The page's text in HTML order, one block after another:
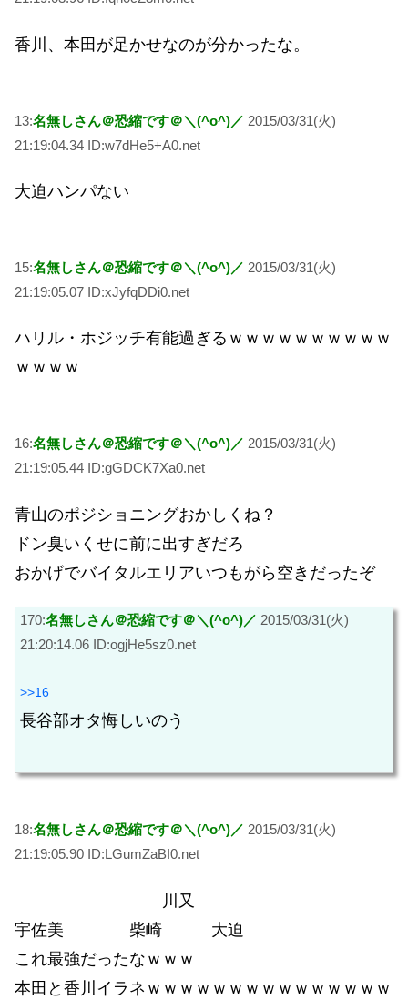
香川、本田が足かせなのが分かったな。
13:名無しさん＠恐縮です＠＼(^o^)／ 2015/03/31(火)
21:19:04.34 ID:w7dHe5+A0.net
大迫ハンパない
15:名無しさん＠恐縮です＠＼(^o^)／ 2015/03/31(火)
21:19:05.07 ID:xJyfqDDi0.net
ハリル・ホジッチ有能過ぎるｗｗｗｗｗｗｗｗｗｗ
ｗｗｗｗ
16:名無しさん＠恐縮です＠＼(^o^)／ 2015/03/31(火)
21:19:05.44 ID:gGDCK7Xa0.net
青山のポジショニングおかしくね？
ドン臭いくせに前に出すぎだろ
おかげでバイタルエリアいつもがら空きだったぞ
170:名無しさん＠恐縮です＠＼(^o^)／ 2015/03/31(火)
21:20:14.06 ID:ogjHe5sz0.net
>>16
長谷部オタ悔しいのう
18:名無しさん＠恐縮です＠＼(^o^)／ 2015/03/31(火)
21:19:05.90 ID:LGumZaBI0.net
川又
宇佐美 柴崎 大迫
これ最強だったなｗｗｗ
本田と香川イラネｗｗｗｗｗｗｗｗｗｗｗｗｗｗｗ